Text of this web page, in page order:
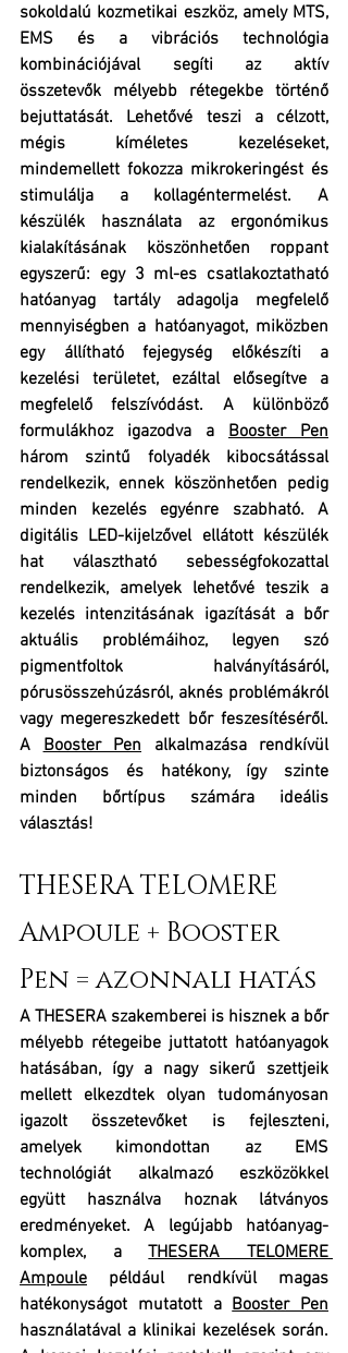
sokoldalú kozmetikai eszköz, amely MTS,
EMS és a vibrációs technológia
kombinációjával segíti az aktív
összetevők mélyebb rétegekbe történő
bejuttatását. Lehetővé teszi a célzott,
mégis kíméletes kezeléseket,
mindemellett fokozza mikrokeringést és
stimulálja a kollagéntermelést. A
készülék használata az ergonómikus
kialakításának köszönhetően roppant
egyszerű: egy 3 ml-es csatlakoztatható
hatóanyag tartály adagolja megfelelő
mennyiségben a hatóanyagot, miközben
egy állítható fejegység előkészíti a
kezelési területet, ezáltal elősegítve a
megfelelő felszívódást. A különböző
formulákhoz igazodva a Booster Pen
három szintű folyadék kibocsátással
rendelkezik, ennek köszönhetően pedig
minden kezelés egyénre szabható. A
digitális LED-kijelzővel ellátott készülék
hat választható sebességfokozattal
rendelkezik, amelyek lehetővé teszik a
kezelés intenzitásának igazítását a bőr
aktuális problémáihoz, legyen szó
pigmentfoltok halványításáról,
pórusösszehúzásról, aknés problémákról
vagy megereszkedett bőr feszesítéséről.
A Booster Pen alkalmazása rendkívül
biztonságos és hatékony, így szinte
minden bőrtípus számára ideális
választás!
THESERA TELOMERE
Ampoule + Booster
Pen = azonnali hatás
A THESERA szakemberei is hisznek a bőr
mélyebb rétegeibe juttatott hatóanyagok
hatásában, így a nagy sikerű szettjeik
mellett elkezdtek olyan tudományosan
igazolt összetevőket is fejleszteni,
amelyek kimondottan az EMS
technológiát alkalmazó eszközökkel
együtt használva hoznak látványos
eredményeket. A legújabb hatóanyag-
komplex, a THESERA TELOMERE
Ampoule például rendkívül magas
hatékonyságot mutatott a Booster Pen
használatával a klinikai kezelések során.